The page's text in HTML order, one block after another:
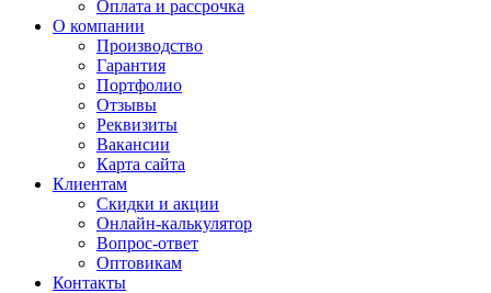
Оплата и рассрочка
О компании
Производство
Гарантия
Портфолио
Отзывы
Реквизиты
Вакансии
Карта сайта
Клиентам
Скидки и акции
Онлайн-калькулятор
Вопрос-ответ
Оптовикам
Контакты